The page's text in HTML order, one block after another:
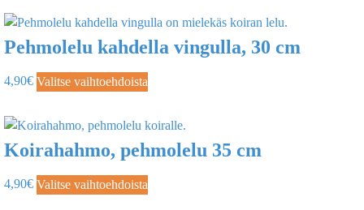
Pehmolelu kahdella vingulla, 30 cm
4,90€ Valitse vaihtoehdoista
Koirahahmo, pehmolelu 35 cm
4,90€ Valitse vaihtoehdoista